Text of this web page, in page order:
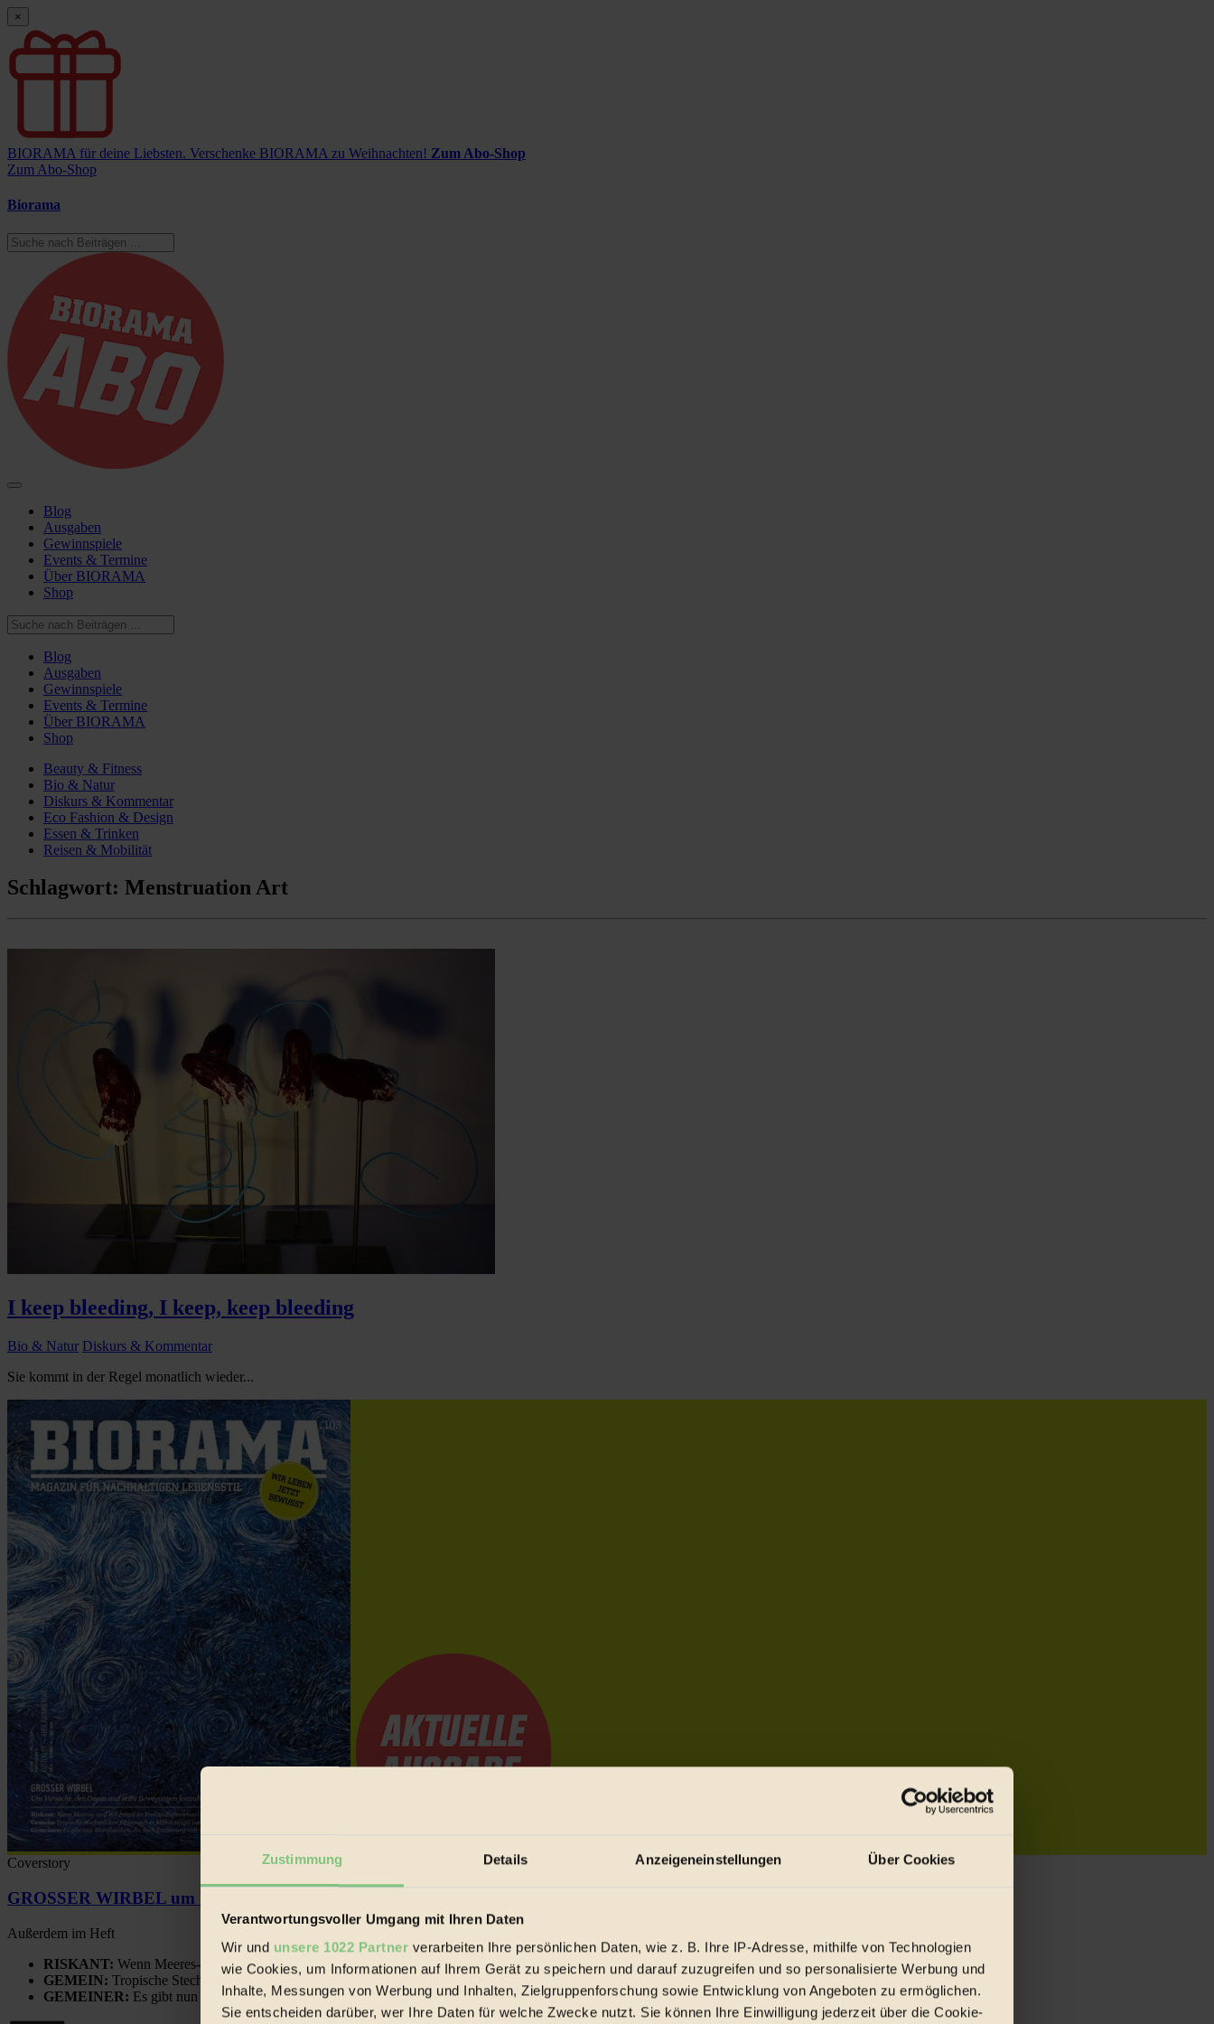
Zustimmung Details Anzeigeneinstellungen Über Cookies
Verantwortungsvoller Umgang mit Ihren Daten
Wir und unsere 1022 Partner verarbeiten Ihre persönlichen Daten, wie z. B. Ihre IP-Adresse, mithilfe von Technologien
wie Cookies, um Informationen auf Ihrem Gerät zu speichern und darauf zuzugreifen und so personalisierte Werbung und
Inhalte, Messungen von Werbung und Inhalten, Zielgruppenforschung sowie Entwicklung von Angeboten zu ermöglichen.
Sie entscheiden darüber, wer Ihre Daten für welche Zwecke nutzt. Sie können Ihre Einwilligung jederzeit über die Cookie-
×
BIORAMA für deine Liebsten. Verschenke BIORAMA zu Weihnachten! Zum Abo-Shop
Zum Abo-Shop
Biorama
Blog
Ausgaben
Gewinnspiele
Events & Termine
Über BIORAMA
Shop
Blog
Ausgaben
Gewinnspiele
Events & Termine
Über BIORAMA
Shop
Beauty & Fitness
Bio & Natur
Diskurs & Kommentar
Eco Fashion & Design
Essen & Trinken
Reisen & Mobilität
Schlagwort: Menstruation Art
I keep bleeding, I keep, keep bleeding
Bio & Natur Diskurs & Kommentar
Sie kommt in der Regel monatlich wieder...
Coverstory
GROSSER WIRBEL um Versuche, den Ozean und seine Bewegungen festzuhalten.
Außerdem im Heft
RISKANT: Wenn Meeres- und Wildvögel im Freilandhühnerbetrieb vorbeischauen.
GEMEIN: Tropische Stechmücken fühlen sich in Mitteleuropa inziwschen oft zu Hause.
GEMEINER: Es gibt nun Weinflaschen, die nach Entleerung voll wieder zu dir zurückkommen.